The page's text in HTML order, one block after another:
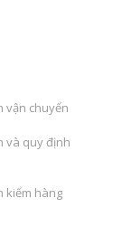
vận chuyển
và quy định
kiểm hàng